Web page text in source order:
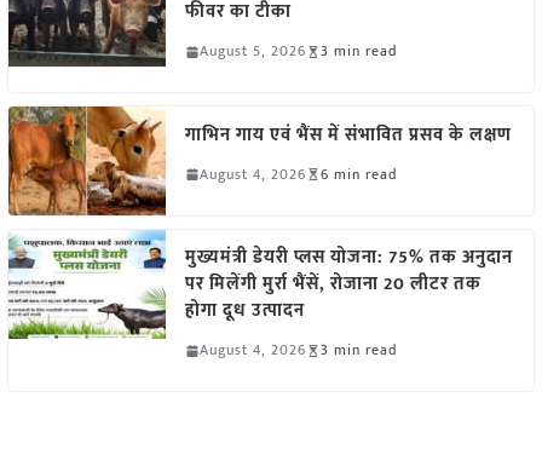
फीवर का टीका
August 5, 2026 3 min read
गाभिन गाय एवं भैंस में संभावित प्रसव के लक्षण
August 4, 2026 6 min read
मुख्यमंत्री डेयरी प्लस योजना: 75% तक अनुदान
पर मिलेंगी मुर्रा भैंसें, रोजाना 20 लीटर तक
होगा दूध उत्पादन
August 4, 2026 3 min read